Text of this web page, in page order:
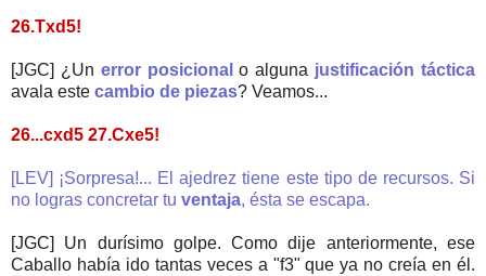
26.Txd5!
[JGC] ¿Un error posicional o alguna justificación táctica
avala este cambio de piezas? Veamos...
26...cxd5 27.Cxe5!
[LEV] ¡Sorpresa!... El ajedrez tiene este tipo de recursos. Si
no logras concretar tu ventaja, ésta se escapa.
[JGC] Un durísimo golpe. Como dije anteriormente, ese
Caballo había ido tantas veces a "f3" que ya no creía en él.